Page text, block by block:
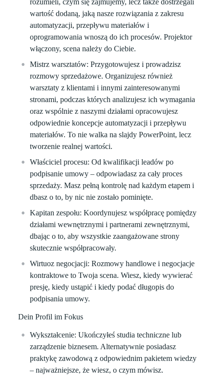
rozumieli, czym się zajmujemy, lecz także dostrzegali
wartość dodaną, jaką nasze rozwiązania z zakresu
automatyzacji, przepływu materiałów i
oprogramowania wnoszą do ich procesów. Projektor
włączony, scena należy do Ciebie.
Mistrz warsztatów: Przygotowujesz i prowadzisz
rozmowy sprzedażowe. Organizujesz również
warsztaty z klientami i innymi zainteresowanymi
stronami, podczas których analizujesz ich wymagania
oraz wspólnie z naszymi działami opracowujesz
odpowiednie koncepcje automatyzacji i przepływu
materiałów. To nie walka na slajdy PowerPoint, lecz
tworzenie realnej wartości.
Właściciel procesu: Od kwalifikacji leadów po
podpisanie umowy – odpowiadasz za cały proces
sprzedaży. Masz pełną kontrolę nad każdym etapem i
dbasz o to, by nic nie zostało pominięte.
Kapitan zespołu: Koordynujesz współpracę pomiędzy
działami wewnętrznymi i partnerami zewnętrznymi,
dbając o to, aby wszystkie zaangażowane strony
skutecznie współpracowały.
Wirtuoz negocjacji: Rozmowy handlowe i negocjacje
kontraktowe to Twoja scena. Wiesz, kiedy wywierać
presję, kiedy ustąpić i kiedy podać długopis do
podpisania umowy.
Dein Profil im Fokus
Wykształcenie:Ukończyłeś studia techniczne lub
zarządzenie biznesem. Alternatywnie posiadasz
praktykę zawodową z odpowiednim pakietem wiedzy
– najważniejsze, że wiesz, o czym mówisz.